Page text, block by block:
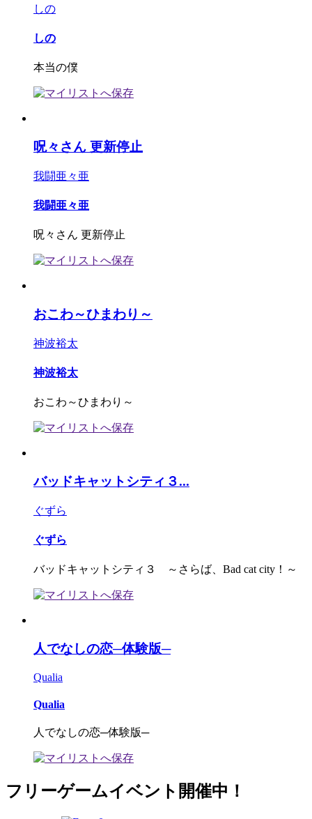
しの
しの
本当の僕
呪々さん 更新停止
我闘亜々亜
我闘亜々亜
呪々さん 更新停止
おこわ～ひまわり～
神波裕太
神波裕太
おこわ～ひまわり～
バッドキャットシティ３...
ぐずら
ぐずら
バッドキャットシティ３ ～さらば、Bad cat city！～
人でなしの恋─体験版─
Qualia
Qualia
人でなしの恋─体験版─
フリーゲームイベント開催中！